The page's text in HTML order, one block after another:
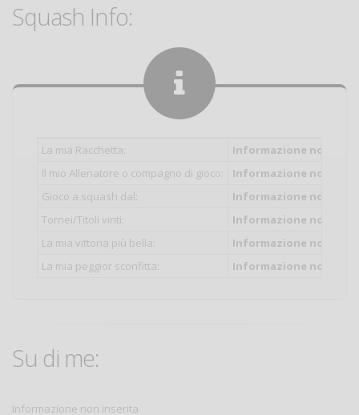
Squash Info:
La mia Racchetta:
Informazione non
Il mio Allenatore o compagno di gioco:
Informazione non
Gioco a squash dal:
Informazione non
Tornei/Titoli vinti:
Informazione non
La mia vittoria più bella:
Informazione non
La mia peggior sconfitta:
Informazione non
Su di me:
Informazione non inserita